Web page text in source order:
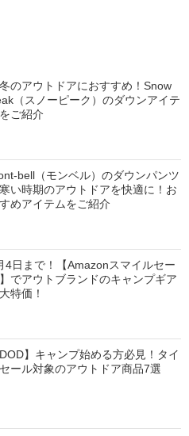
のアウトドアにおすすめ！Snow
（スノーピーク）のダウンアイテ
ご紹介
bell（モンベル）のダウンパンツ
い時期のアウトドアを快適に！お
めアイテムをご紹介
4日まで！【Amazonスマイルセー
でアウトブランドのキャンプギア
特価！
DOD】キャンプ始める方必見！タイ
ール対象のアウトドア商品7選